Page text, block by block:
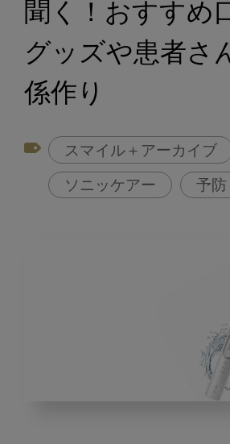
聞く！おすすめ
グッズや患者さ
係作り
スマイル＋アーカイブ
ソニッケアー 予防